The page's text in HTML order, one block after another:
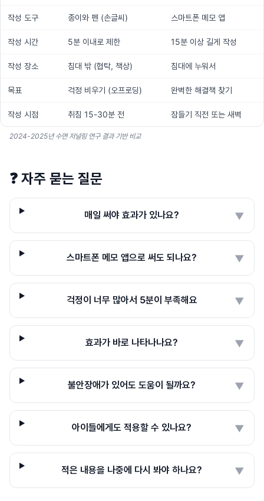
작성 도구 종이와 펜 (손글씨) 스마트폰 메모 앱
작성 시간 5분 이내로 제한 15분 이상 길게 작성
작성 장소 침대 밖 (협탁, 책상) 침대에 누워서
목표 걱정 비우기 (오프로딩) 완벽한 해결책 찾기
작성 시점 취침 15-30분 전 잠들기 직전 또는 새벽
2024-2025년 수면 저널링 연구 결과 기반 비교
❓ 자주 묻는 질문
매일 써야 효과가 있나요? ▼
스마트폰 메모 앱으로 써도 되나요? ▼
걱정이 너무 많아서 5분이 부족해요 ▼
효과가 바로 나타나나요? ▼
불안장애가 있어도 도움이 될까요? ▼
아이들에게도 적용할 수 있나요? ▼
적은 내용을 나중에 다시 봐야 하나요? ▼